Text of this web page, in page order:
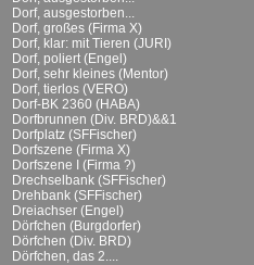
Dorf, ausgestorben...
Dorf, großes (Firma X)
Dorf, klar: mit Tieren (JURI)
Dorf, poliert (Engel)
Dorf, sehr kleines (Mentor)
Dorf, tierlos (VERO)
Dorf-BK 2360 (HABA)
Dorfbrunnen (Div. BRD)&&1
Dorfplatz (SFFischer)
Dorfszene (Firma X)
Dorfszene I (Firma ?)
Drechselbank (SFFischer)
Drehbank (SFFischer)
Dreiachser (Engel)
Dörfchen (Burgdorfer)
Dörfchen (Div. BRD)
Dörfchen, das 2....